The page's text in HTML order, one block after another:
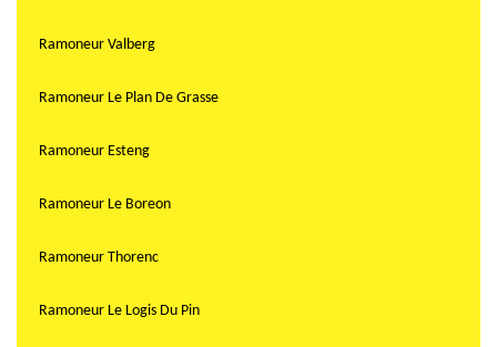
Ramoneur Valberg
Ramoneur Le Plan De Grasse
Ramoneur Esteng
Ramoneur Le Boreon
Ramoneur Thorenc
Ramoneur Le Logis Du Pin